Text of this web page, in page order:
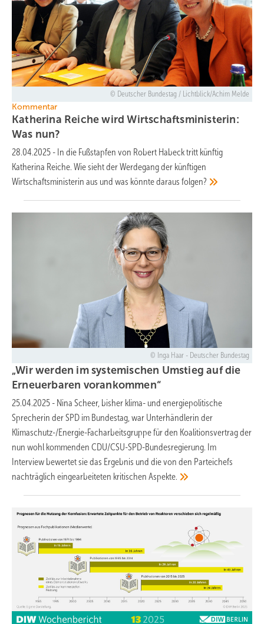
Deutscher Bundestag / Lichtblick/Achim Melde
Kommentar
Katherina Reiche wird Wirtschaftsministerin:
Was nun?
28.04.2025 - In die Fußstapfen von Robert Habeck tritt künftig
Katherina Reiche. Wie sieht der Werdegang der künftigen
Wirtschaftsministerin aus und was könnte daraus folgen?
Inga Haar - Deutscher Bundestag
„Wir werden im systemischen Umstieg auf die
Erneuerbaren vorankommen“
25.04.2025 - Nina Scheer, bisher klima- und energiepolitische
Sprecherin der SPD im Bundestag, war Unterhändlerin der
Klimaschutz-/Energie-Facharbeitsgruppe für den Koalitionsvertrag der
nun wohl kommenden CDU/CSU-SPD-Bundesregierung. Im
Interview bewertet sie das Ergebnis und die von den Parteichefs
nachträglich eingearbeiteten kritischen Aspekte.